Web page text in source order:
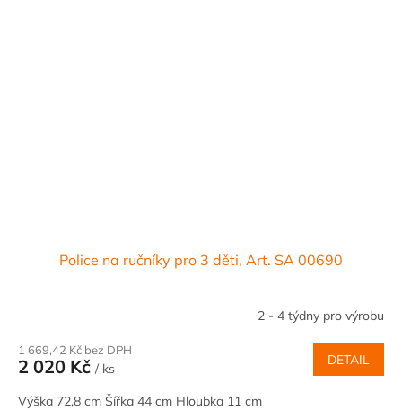
Police na ručníky pro 3 děti, Art. SA 00690
2 - 4 týdny pro výrobu
1 669,42 Kč bez DPH
2 020 Kč / ks
DETAIL
Výška 72,8 cm Šířka 44 cm Hloubka 11 cm